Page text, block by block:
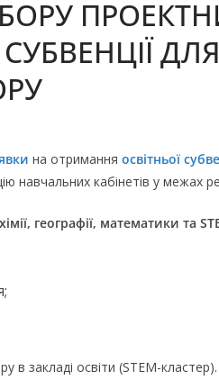
на отримання освітньої
навчальних кабінетів у
географії, математики та
в закладі освіти (STEM-